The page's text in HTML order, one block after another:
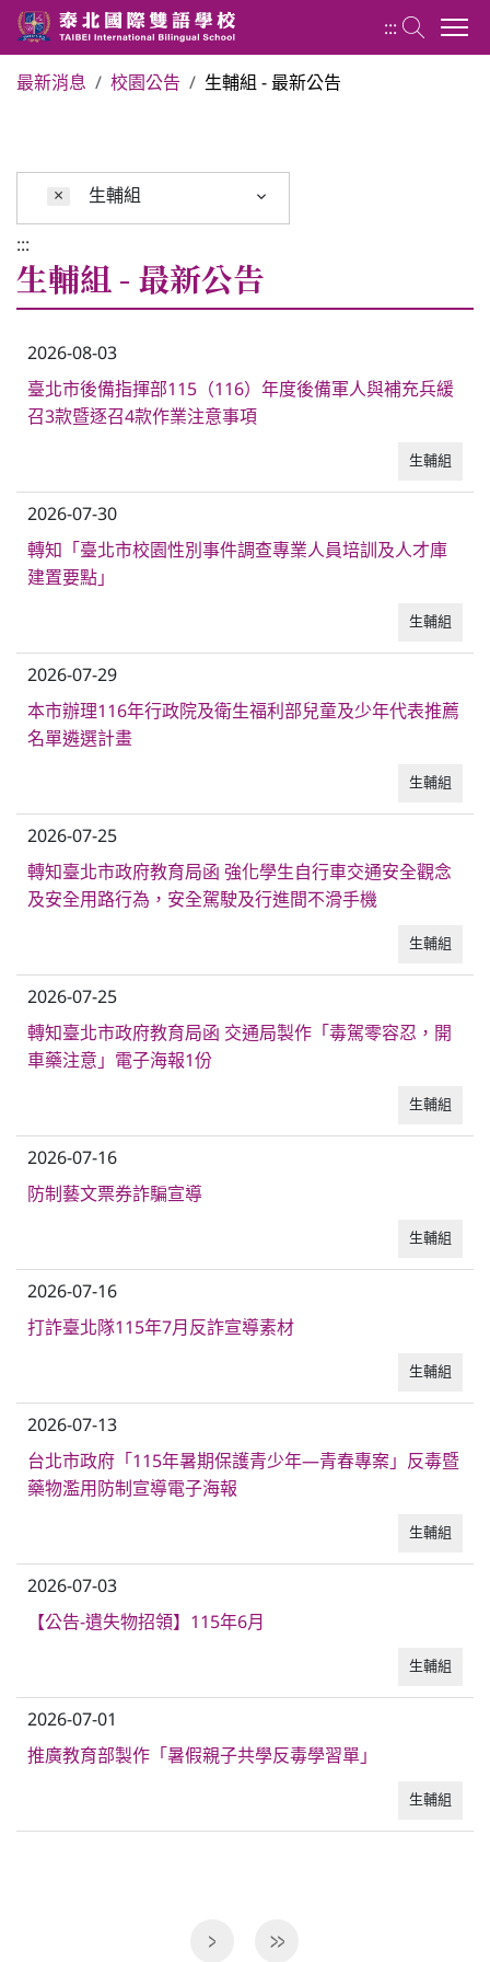
最新消息 校園公告 生輔組 - 最新公告
× 生輔組
:::
生輔組 - 最新公告
2026-08-03
臺北市後備指揮部115（116）年度後備軍人與補充兵緩
召3款暨逐召4款作業注意事項
生輔組
2026-07-30
轉知「臺北市校園性別事件調查專業人員培訓及人才庫
建置要點」
生輔組
2026-07-29
本市辦理116年行政院及衛生福利部兒童及少年代表推薦
名單遴選計畫
生輔組
2026-07-25
轉知臺北市政府教育局函 強化學生自行車交通安全觀念
及安全用路行為，安全駕駛及行進間不滑手機
生輔組
2026-07-25
轉知臺北市政府教育局函 交通局製作「毒駕零容忍，開
車藥注意」電子海報1份
生輔組
2026-07-16
防制藝文票券詐騙宣導
生輔組
2026-07-16
打詐臺北隊115年7月反詐宣導素材
生輔組
2026-07-13
台北市政府「115年暑期保護青少年—青春專案」反毒暨
藥物濫用防制宣導電子海報
生輔組
2026-07-03
【公告-遺失物招領】115年6月
生輔組
2026-07-01
推廣教育部製作「暑假親子共學反毒學習單」
生輔組
:::
最新消息
招生專區
普通型高中
雙語國中部
雙語國小部